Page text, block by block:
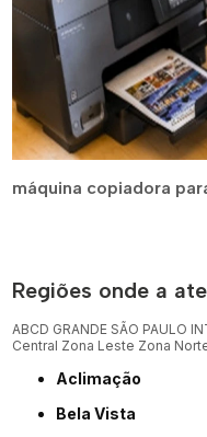
máquina copiadora
Regiões onde a
ABCD GRANDE SÃO PAULO
Central Zona Leste Zona
Aclimação
Bela Vista